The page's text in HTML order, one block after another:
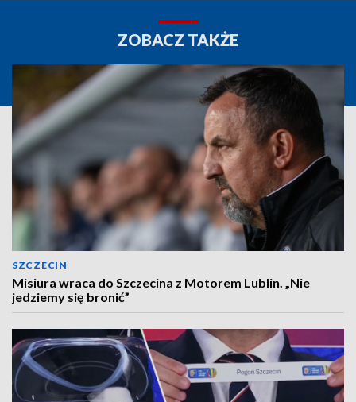
ZOBACZ TAKŻE
SZCZECIN
Misiura wraca do Szczecina z Motorem Lublin. „Nie
jedziemy się bronić”